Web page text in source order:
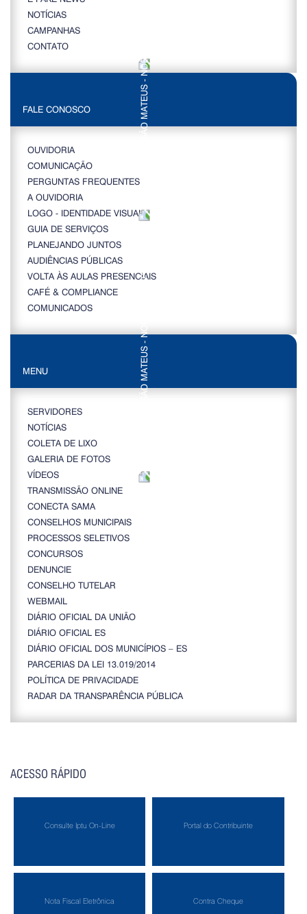
NOTÍCIAS
CAMPANHAS
CONTATO
FALE CONOSCO
OUVIDORIA
COMUNICAÇÃO
PERGUNTAS FREQUENTES
A OUVIDORIA
LOGO - IDENTIDADE VISUAL
GUIA DE SERVIÇOS
PLANEJANDO JUNTOS
AUDIÊNCIAS PÚBLICAS
VOLTA ÀS AULAS PRESENCIAIS
CAFÉ & COMPLIANCE
COMUNICADOS
MENU
SERVIDORES
NOTÍCIAS
COLETA DE LIXO
GALERIA DE FOTOS
VÍDEOS
TRANSMISSÃO ONLINE
CONECTA SAMA
CONSELHOS MUNICIPAIS
PROCESSOS SELETIVOS
CONCURSOS
DENUNCIE
CONSELHO TUTELAR
WEBMAIL
DIÁRIO OFICIAL DA UNIÃO
DIÁRIO OFICIAL ES
DIÁRIO OFICIAL DOS MUNICÍPIOS – ES
PARCERIAS DA LEI 13.019/2014
POLÍTICA DE PRIVACIDADE
RADAR DA TRANSPARÊNCIA PÚBLICA
ACESSO RÁPIDO
Consulte Iptu On-Line Portal do Contribuinte
Nota Fiscal Eletrônica Contra Cheque